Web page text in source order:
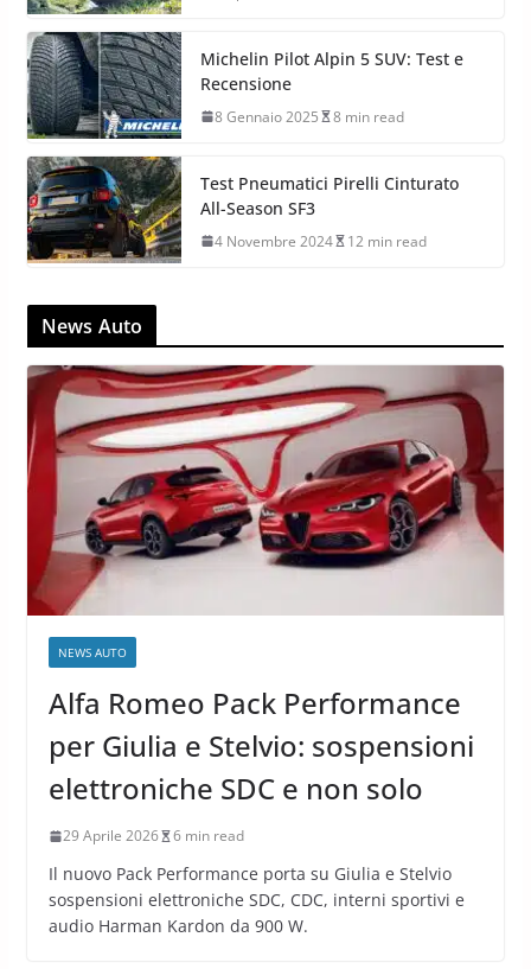
Michelin Pilot Alpin 5 SUV: Test e
Recensione
8 Gennaio 2025 8 min read
Test Pneumatici Pirelli Cinturato
All-Season SF3
4 Novembre 2024 12 min read
News Auto
NEWS AUTO
Alfa Romeo Pack Performance
per Giulia e Stelvio: sospensioni
elettroniche SDC e non solo
29 Aprile 2026 6 min read
Il nuovo Pack Performance porta su Giulia e Stelvio
sospensioni elettroniche SDC, CDC, interni sportivi e
audio Harman Kardon da 900 W.